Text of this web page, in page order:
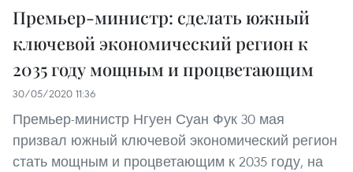
Премьер-министр: сделать южный
ключевой экономический регион к
2035 году мощным и процветающим
30/05/2020 11:36
Премьер-министр Нгуен Суан Фук 30 мая
призвал южный ключевой экономический регион
стать мощным и процветающим к 2035 году, на